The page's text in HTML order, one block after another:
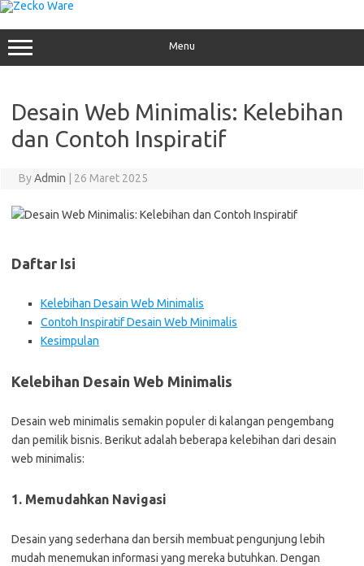
Skip
to
content
Menu
Desain Web Minimalis: Kelebihan
dan Contoh Inspiratif
ByAdmin 26 Maret 2025
Daftar Isi
Kelebihan Desain Web Minimalis
Contoh Inspiratif Desain Web Minimalis
Kesimpulan
Kelebihan Desain Web Minimalis
Desain web minimalis semakin populer di kalangan pengembang
dan pemilik bisnis. Berikut adalah beberapa kelebihan dari desain
web minimalis:
1. Memudahkan Navigasi
Desain yang sederhana dan bersih membuat pengunjung lebih
mudah menemukan informasi yang mereka butuhkan. Dengan